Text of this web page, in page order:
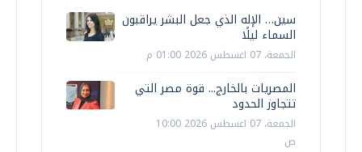
سين… الإله الذي جعل البشر يراقبون
السماء ليلًا
الجمعة، 07 اغسطس 2026 01:00 م
المصريات بالخارج... قوة مصر التي
تتجاوز الحدود
الجمعة، 07 اغسطس 2026 10:00
ص